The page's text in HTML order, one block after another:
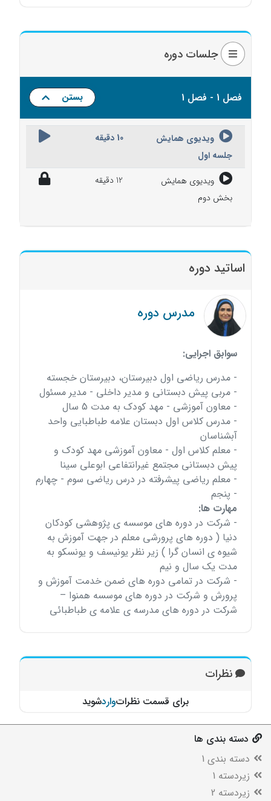
جلسات دوره
فصل 1 - فصل 1 بستن
ویدیوی همایش
جلسه اول
10 دقیقه
ویدیوی همایش
بخش دوم
12 دقیقه
اساتید دوره
مدرس دوره
سوابق اجرایی:
- مدرس ریاضی اول دبیرستان، دبیرستان خجسته
- مربی پیش دبستانی و مدیر داخلی - مدیر مسئول
- معاون آموزشی - مهد کودک به مدت 5 سال
- مدرس کلاس اول دبستان علامه طباطبایی واحد
آبشناسان
- معلم کلاس اول - معاون آموزشی مهد کودک و
پیش دبستانی مجتمع غیرانتفاعی ابوعلی سینا
- معلم ریاضی پیشرفته در درس ریاضی سوم - چهارم
- پنجم
مهارت ها:
- شرکت در دوره های موسسه ی پژوهشی کودکان
دنیا ( دوره های پرورشی معلم در جهت آموزش به
شیوه ی انسان گرا ) زیر نظر یونیسف و یونسکو به
مدت یک سال و نیم
- شرکت در تمامی دوره های ضمن خدمت آموزش و
پرورش و شرکت در دوره های موسسه همنوا –
شرکت در دوره های مدرسه ی علامه ی طباطبائی
نظرات
برای قسمت نظراتواردشوید
دسته بندی ها
دسته بندی 1
زیردسته 1
زیردسته 2